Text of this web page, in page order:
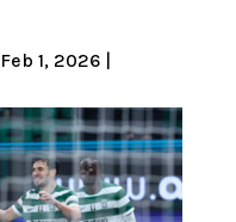
Feb 1, 2026|